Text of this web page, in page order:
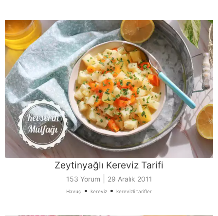
Zeytinyağlı Kereviz Tarifi
153 Yorum 29 Aralık 2011
Havuç • kereviz • kerevizli tarifler